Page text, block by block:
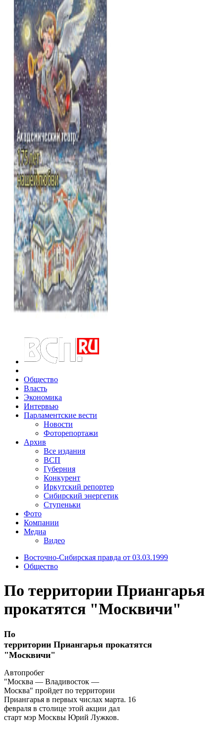
Общество
Власть
Экономика
Интервью
Парламентские вести
Новости
Фоторепортажи
Архив
Все издания
ВСП
Губерния
Конкурент
Иркутский репортер
Сибирский энергетик
Ступеньки
Фото
Компании
Медиа
Видео
Восточно-Сибирская правда от 03.03.1999
Общество
По территории Приангарья
прокатятся "Москвичи"
По
территории Приангарья прокатятся
"Москвичи"
Автопробег
"Москва — Владивосток —
Москва" пройдет по территории
Приангарья в первых числах марта. 16
февраля в столице этой акции дал
старт мэр Москвы Юрий Лужков.